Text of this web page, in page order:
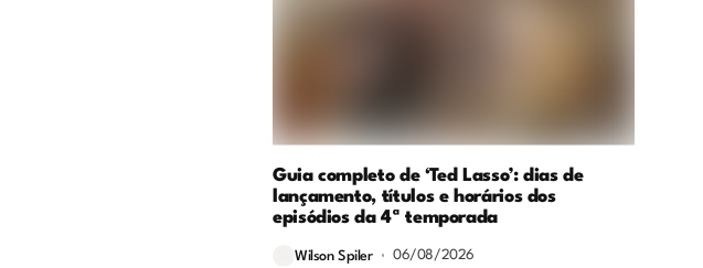
Guia completo de ‘Ted Lasso’: dias de
lançamento, títulos e horários dos
episódios da 4ª temporada
Wilson Spiler 06/08/2026